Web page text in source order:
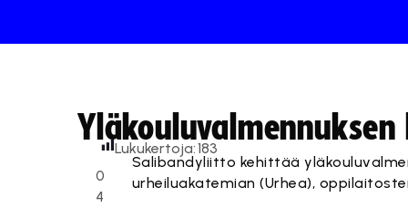
0
4
Lukukertoja:183
Salibandyliitto kehittää
urheiluakatemian (Urhea),